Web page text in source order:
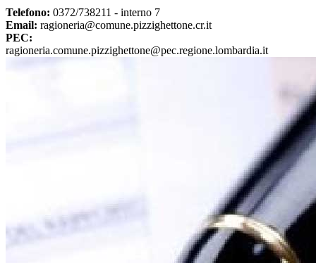
Telefono: 0372/738211 - interno 7
Email: ragioneria@comune.pizzighettone.cr.it
PEC:
ragioneria.comune.pizzighettone@pec.regione.lombardia.it